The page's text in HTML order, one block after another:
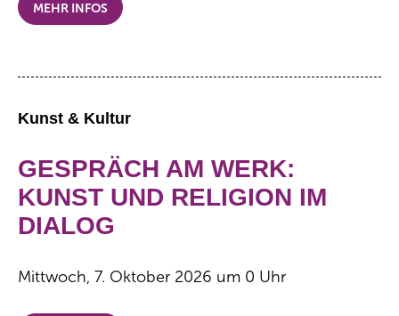
MEHR INFOS
Kunst & Kultur
GESPRÄCH AM WERK:
KUNST UND RELIGION IM
DIALOG
Mittwoch, 7. Oktober 2026 um 0 Uhr